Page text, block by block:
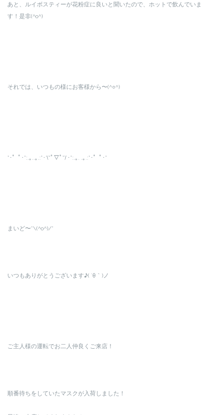
あと、ルイボスティーが花粉症に良いと聞いたので、ホットで飲んでいま
す！是非(^o^)
それでは、いつもの様にお客様から〜(^○^)
*･゜ﾟ･*:.｡..｡.:*･'(*ﾟ▽ﾟ*)’･*:.｡. .｡.:*･゜ﾟ･*
まいど〜*\(^o^)/*
いつもありがとうございます♪( ´θ｀)ノ
ご主人様の運転でお二人仲良くご来店！
順番待ちをしていたマスクが入荷しました！